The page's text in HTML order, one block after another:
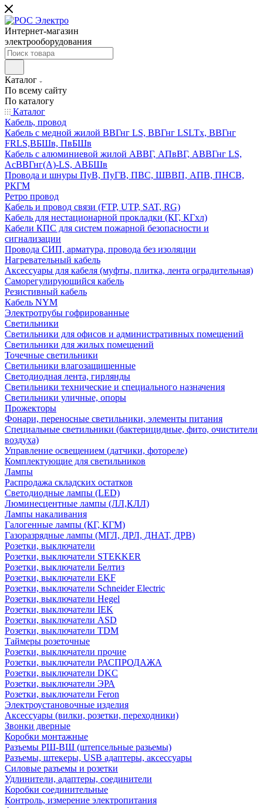
Интернет-магазин
электрооборудования
Каталог
По всему сайту
По каталогу
Каталог
Кабель, провод
Кабель с медной жилой ВВГнг LS, ВВГнг LSLTx, ВВГнг
FRLS,ВБШв, ПвБШв
Кабель с алюминиевой жилой АВВГ, АПвВГ, АВВГнг LS,
АсВВГнг(А)-LS, АВБШв
Провода и шнуры ПуВ, ПуГВ, ПВС, ШВВП, АПВ, ПНСВ,
РКГМ
Ретро провод
Кабель и провод связи (FTP, UTP, SAT, RG)
Кабель для нестационарной прокладки (КГ, КГхл)
Кабели КПС для систем пожарной безопасности и
сигнализации
Провода СИП, арматура, провода без изоляции
Нагревательный кабель
Аксессуары для кабеля (муфты, плитка, лента оградительная)
Саморегулирующийся кабель
Резистивный кабель
Кабель NYM
Электротрубы гофрированные
Светильники
Светильники для офисов и административных помещений
Светильники для жилых помещений
Точечные светильники
Светильники влагозащищенные
Светодиодная лента, гирлянды
Светильники технические и специального назначения
Светильники уличные, опоры
Прожекторы
Фонари, переносные светильники, элементы питания
Специальные светильники (бактерицидные, фито, очистители
воздуха)
Управление освещением (датчики, фотореле)
Комплектующие для светильников
Лампы
Распродажа складских остатков
Светодиодные лампы (LED)
Люминесцентные лампы (ЛЛ,КЛЛ)
Лампы накаливания
Галогенные лампы (КГ, КГМ)
Газоразрядные лампы (МГЛ, ДРЛ, ДНАТ, ДРВ)
Розетки, выключатели
Розетки, выключатели STEKKER
Розетки, выключатели Белтиз
Розетки, выключатели EKF
Розетки, выключатели Schneider Electric
Розетки, выключатели Hegel
Розетки, выключатели IEK
Розетки, выключатели ASD
Розетки, выключатели TDM
Таймеры розеточные
Розетки, выключатели прочие
Розетки, выключатели РАСПРОДАЖА
Розетки, выключатели DKC
Розетки, выключатели ЭРА
Розетки, выключатели Feron
Электроустановочные изделия
Аксессуары (вилки, розетки, переходники)
Звонки дверные
Коробки монтажные
Разъемы РШ-ВШ (штепсельные разьемы)
Разъемы, штекеры, USB адаптеры, аксессуары
Силовые разъемы и розетки
Удлинители, адаптеры, соединители
Коробки соединительные
Контроль, измерение электропитания